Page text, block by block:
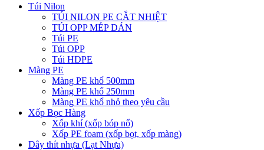
Túi Nilon
TÚI NILON PE CẮT NHIỆT
TÚI OPP MÉP DÁN
Túi PE
Túi OPP
Túi HDPE
Màng PE
Màng PE khổ 500mm
Màng PE khổ 250mm
Màng PE khổ nhỏ theo yêu cầu
Xốp Bọc Hàng
Xốp khí (xốp bóp nổ)
Xốp PE foam (xốp bọt, xốp màng)
Dây thít nhựa (Lạt Nhựa)